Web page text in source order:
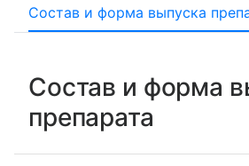
Состав и форма выпуска
Состав и форма
препарата